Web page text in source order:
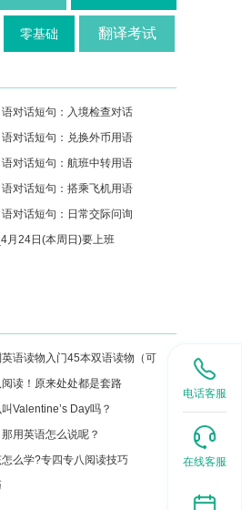
零基础 翻译考试
对话短句：入境检查对话
对话短句：兑换外币用语
对话短句：航班中转用语
对话短句：搭乘飞机用语
对话短句：日常交际问询
月24日(本周日)要上班
读！原来处处都是套路
Valentine’s Day吗？
用英语怎么说呢？
么学?专四专八阅读技巧
电话客服
在线客服